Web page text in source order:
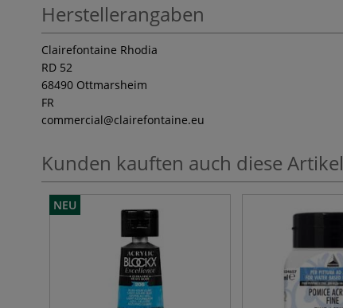
Herstellerangaben
Clairefontaine Rhodia
RD 52
68490 Ottmarsheim
FR
commercial@clairefontaine.eu
Kunden kauften auch diese Artikel
NEU